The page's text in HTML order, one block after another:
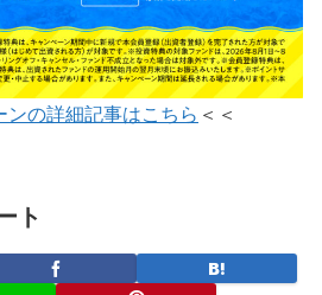
ンの詳細記事はこちら ＜＜
ト